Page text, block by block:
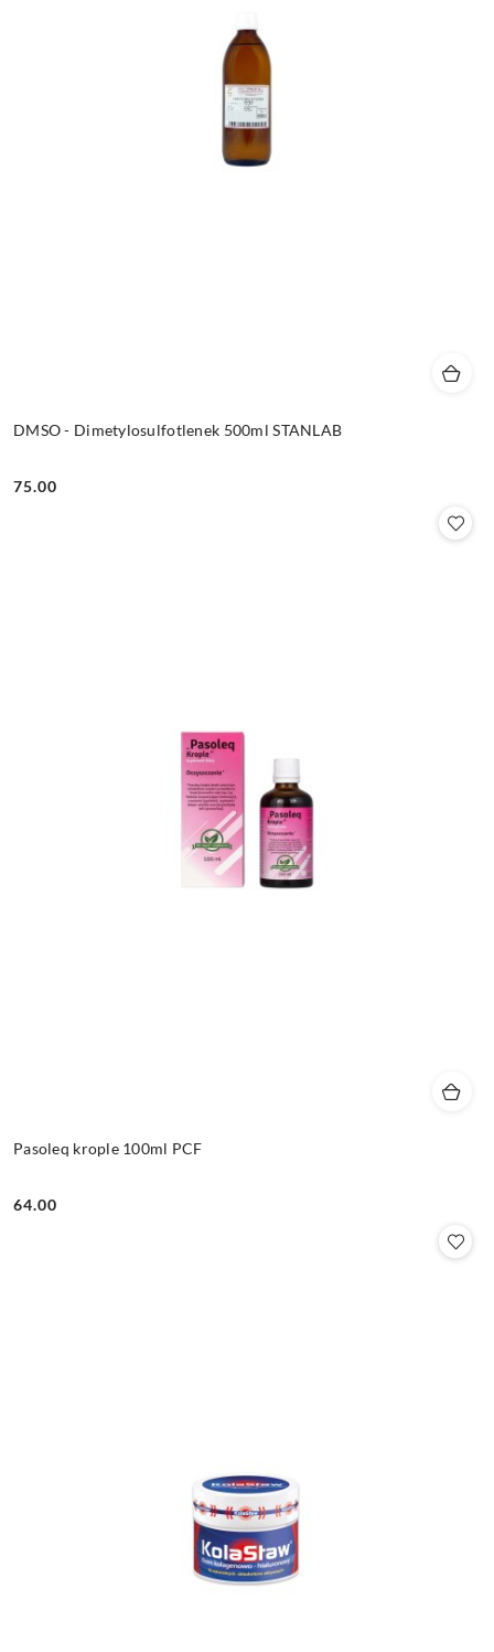
DMSO - Dimetylosulfotlenek 500ml STANLAB
Cena:
75.00
Pasoleq krople 100ml PCF
Cena:
64.00